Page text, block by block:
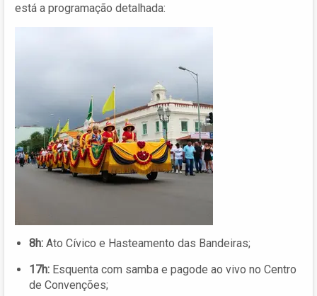
está a programação detalhada:
8h: Ato Cívico e Hasteamento das Bandeiras;
17h: Esquenta com samba e pagode ao vivo no Centro
de Convenções;